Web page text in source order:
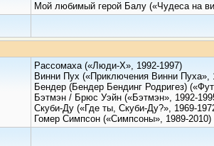
Мой любимый герой Балу («Чудеса на
Рассомаха («Люди-Х», 1992-1997)
Винни Пух («Приключения Винни Пуха»,
Бендер (Бендер Бендинг Родригез)
Бэтмэн / Брюс Уэйн («Бэтмэн», 1992-
Скуби-Ду («Где ты, Скуби-Ду?», 1969-
Гомер Симпсон («Симпсоны», 1989-2010)